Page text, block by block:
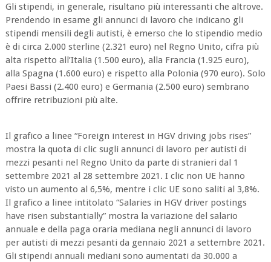
Gli stipendi, in generale, risultano più interessanti che altrove.
Prendendo in esame gli annunci di lavoro che indicano gli
stipendi mensili degli autisti, è emerso che lo stipendio medio
è di circa 2.000 sterline (2.321 euro) nel Regno Unito, cifra più
alta rispetto all’Italia (1.500 euro), alla Francia (1.925 euro),
alla Spagna (1.600 euro) e rispetto alla Polonia (970 euro). Solo
Paesi Bassi (2.400 euro) e Germania (2.500 euro) sembrano
offrire retribuzioni più alte.
Il grafico a linee “Foreign interest in HGV driving jobs rises”
mostra la quota di clic sugli annunci di lavoro per autisti di
mezzi pesanti nel Regno Unito da parte di stranieri dal 1
settembre 2021 al 28 settembre 2021. I clic non UE hanno
visto un aumento al 6,5%, mentre i clic UE sono saliti al 3,8%.
Il grafico a linee intitolato “Salaries in HGV driver postings
have risen substantially” mostra la variazione del salario
annuale e della paga oraria mediana negli annunci di lavoro
per autisti di mezzi pesanti da gennaio 2021 a settembre 2021.
Gli stipendi annuali mediani sono aumentati da 30.000 a